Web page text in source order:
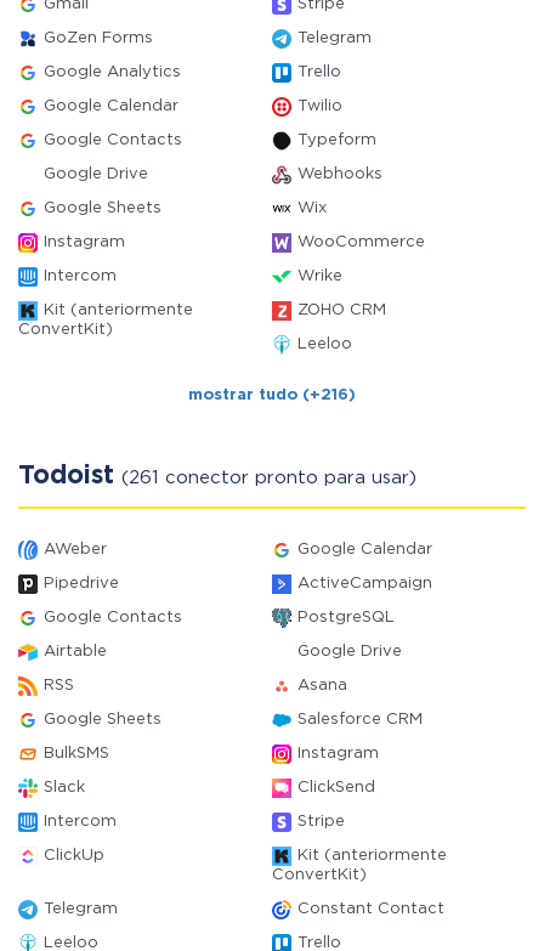
Gmail Stripe
GoZen Forms Telegram
Google Analytics Trello
Google Calendar Twilio
Google Contacts Typeform
Google Drive Webhooks
Google Sheets Wix
Instagram WooCommerce
Intercom Wrike
Kit (anteriormente
ConvertKit)
ZOHO CRM
Leeloo
mostrar tudo (+216)
Todoist (261 conector pronto para usar)
AWeber Google Calendar
Pipedrive ActiveCampaign
Google Contacts PostgreSQL
Airtable Google Drive
RSS Asana
Google Sheets Salesforce CRM
BulkSMS Instagram
Slack ClickSend
Intercom Stripe
ClickUp
Kit (anteriormente
ConvertKit)
Telegram Constant Contact
Leeloo Trello